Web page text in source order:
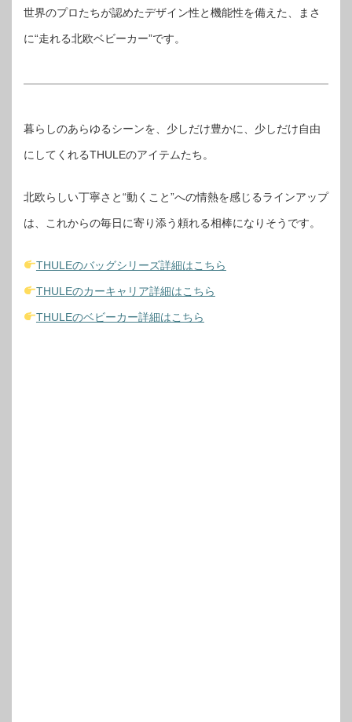
世界のプロたちが認めたデザイン性と機能性を備えた、まさ
に“走れる北欧ベビーカー”です。
暮らしのあらゆるシーンを、少しだけ豊かに、少しだけ自由
にしてくれるTHULEのアイテムたち。
北欧らしい丁寧さと“動くこと”への情熱を感じるラインアップ
は、これからの毎日に寄り添う頼れる相棒になりそうです。
THULEのバッグシリーズ詳細はこちら
THULEのカーキャリア詳細はこちら
THULEのベビーカー詳細はこちら